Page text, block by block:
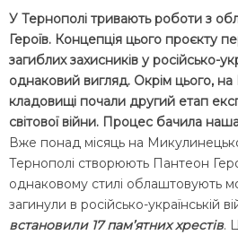
У Тернополі тривають роботи з
Героїв. Концепція цього проєкту
загиблих захисників у російсько-
однаковий вигляд. Окрім цього,
кладовищі почали другий етап
світової війни. Процес бачила
Вже понад місяць на
Тернополі створюють Пантеон
однаковому стилі облаштовують
загинули в російсько-українській
встановили 17 пам’ятних хрестів.